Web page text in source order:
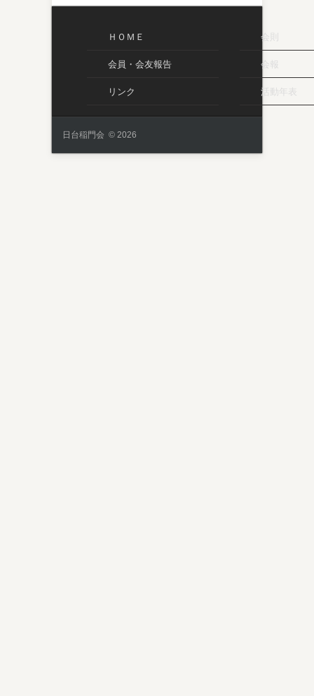
ＨＯＭＥ 会則
会員・会友報告 会報
リンク 活動年表
日台稲門会 © 2026